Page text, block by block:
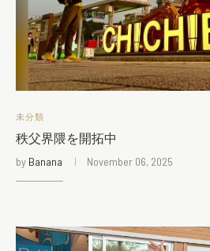
未分類
秩父界隈を開拓中
by Banana November 06, 2025